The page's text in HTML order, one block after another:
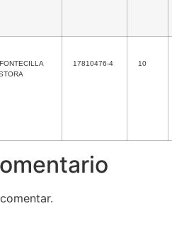
17810476-4 10